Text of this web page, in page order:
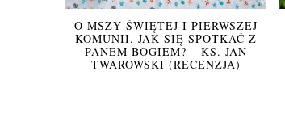
O MSZY ŚWIĘTEJ I PIERWSZEJ
KOMUNII. JAK SIĘ SPOTKAĆ Z
PANEM BOGIEM? – KS. JAN
TWAROWSKI (RECENZJA)